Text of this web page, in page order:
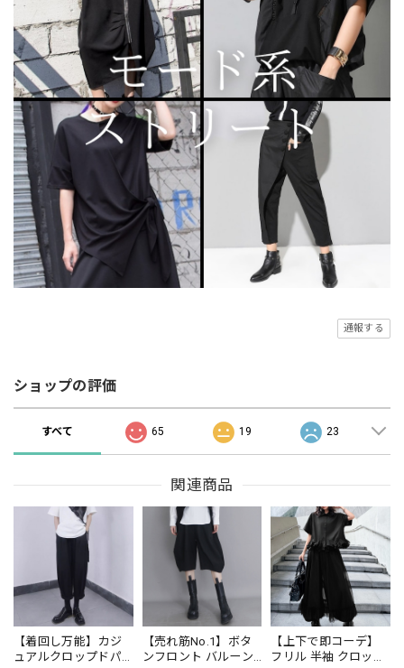
通報する
ショップの評価
すべて 65 19 23
関連商品
【着回し万能】カジ
ュアルクロップドパ
【売れ筋No.1】ボタ
ンフロント バルーン
【上下で即コーデ】
フリル 半袖 クロップ